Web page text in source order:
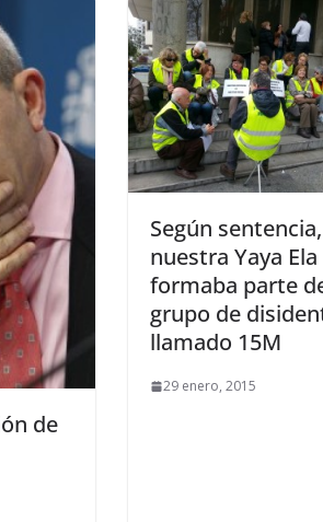
de
Según sentencia,
nuestra Yaya Ela
formaba parte
grupo de
llamado 15M
29 enero, 2015